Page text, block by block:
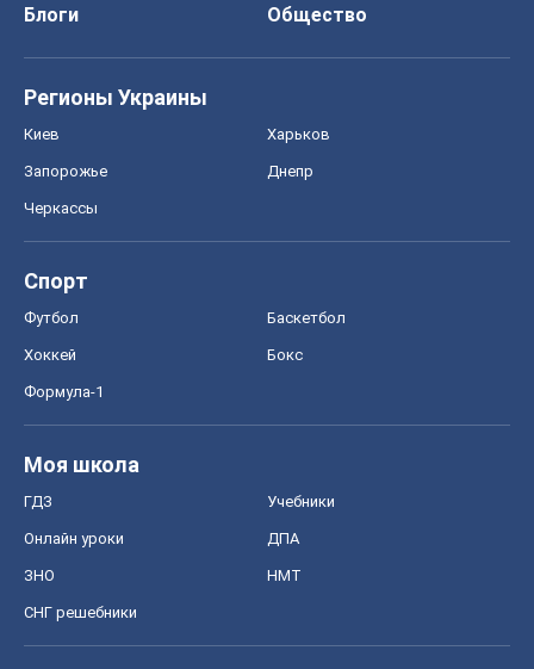
Блоги
Общество
Регионы Украины
Киев Харьков
Запорожье Днепр
Черкассы
Спорт
Футбол Баскетбол
Хоккей Бокс
Формула-1
Моя школа
ГДЗ Учебники
Онлайн уроки ДПА
ЗНО НМТ
СНГ решебники